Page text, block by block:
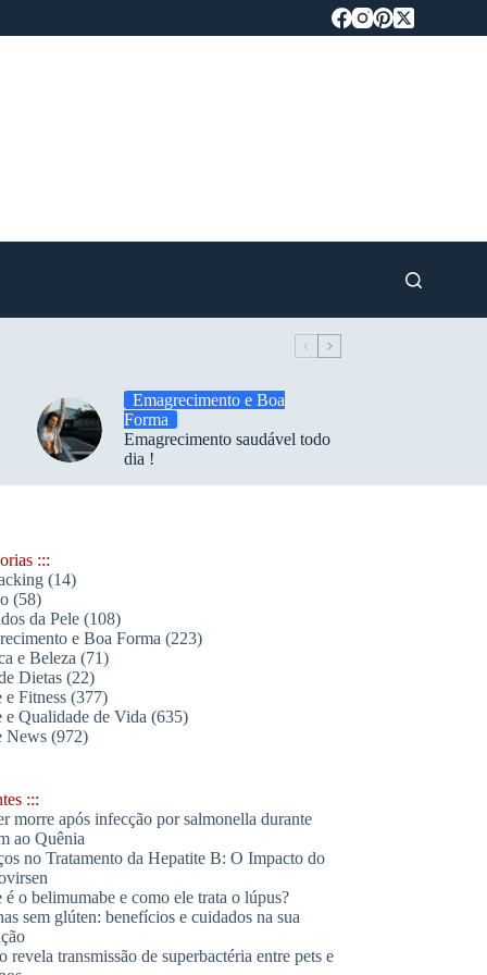
Emagrecimento e Boa
Forma
Emagrecimento saudável todo
dia !
:::
(14)
(58)
da Pele(108)
e Boa Forma (223)
e Beleza (71)
Dietas(22)
e Fitness(377)
e Qualidade de Vida (635)
News(972)
:::
morre após infecção por salmonella durante
ao Quênia
no Tratamento da Hepatite B: O Impacto do
é o belimumabe e como ele trata o lúpus?
sem glúten: benefícios e cuidados na sua
revela transmissão de superbactéria entre pets e